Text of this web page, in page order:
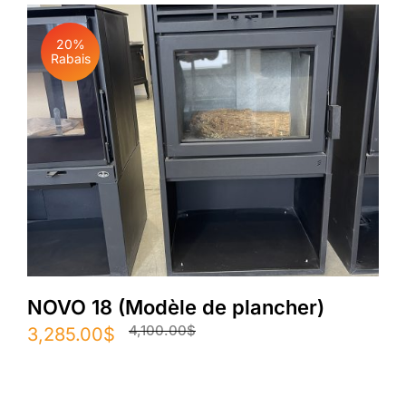
4,625.00$.
3,706.00$.
20%
Rabais
NOVO 18 (Modèle de plancher)
4,100.00$
Le
3,285.00$
Le